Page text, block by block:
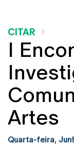
CITAR
I
Artes
Quarta-feira,